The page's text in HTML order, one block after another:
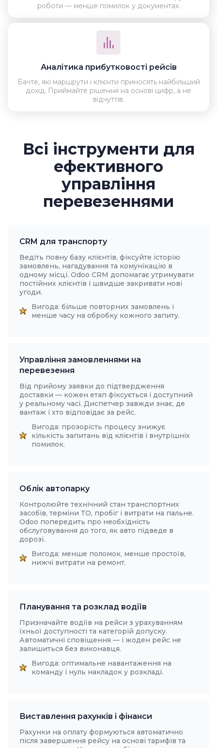
роботи — менше помилок у документах.
Аналітика прибутковості рейсів
Бачте, які маршрути і клієнти приносять найбільший
дохід. Приймайте рішення на основі цифр, а не
відчуттів.
Всі інструменти для
ефективного
управління
перевезеннями
CRM для транспорту
Ведіть повну базу клієнтів, фіксуйте історію
замовлень, нагадування та комунікацію в
одному місці. Odoo CRM допомагає утримувати
постійних клієнтів і швидше закривати нові
угоди.
Вигода: більше повторних замовлень і
менше часу на обробку кожного запиту.
Управління замовленнями на
перевезення
Від прийому заявки до підтвердження
доставки — кожен етап фіксується і доступний
у реальному часі. Диспетчер завжди знає, де
вантаж і хто відповідає за рейс.
Вигода: прозорість процесу знижує
кількість запитань від клієнтів і внутрішніх
помилок.
Облік автопарку
Контролюйте технічний стан транспортних
засобів, терміни ТО, пробіг і витрати на пальне.
Odoo попередить про необхідність
обслуговування до того, як авто підведе в
дорозі.
Вигода: менше поломок, менше простоїв,
нижчі витрати на ремонт.
Планування та розклад водіїв
Призначайте водіїв на рейси з урахуванням
їхньої доступності та категорій допуску.
Автоматичні сповіщення — і жоден рейс не
залишиться без виконавця.
Вигода: оптимальне навантаження на
команду і нуль накладок у розкладі.
Виставлення рахунків і фінанси
Рахунки на оплату формуються автоматично
після завершення рейсу на основі тарифів та